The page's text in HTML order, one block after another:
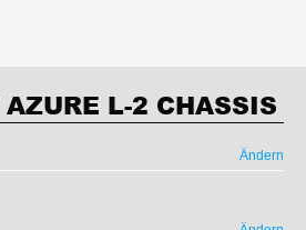
AZURE L-2 CHASSIS
Ändern